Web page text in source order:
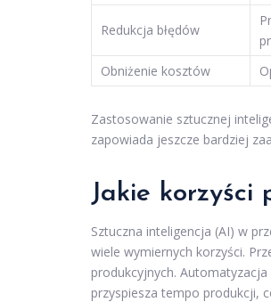
Redukcja błędów
Obniżenie kosztów
Zastosowanie sztucznej
zapowiada jeszcze bardziej
Jakie korzyści
Sztuczna inteligencja (AI) w
wiele wymiernych korzyści.
produkcyjnych.
przyspiesza tempo produkcji,